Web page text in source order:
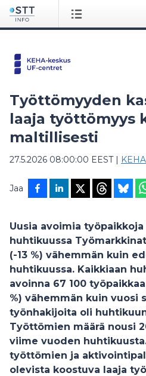
Työttömyyden
laaja työttömyys
maltillisesti
27.5.2026 08:00:00 EEST|
Jaa
Uusia avoimia
huhtikuussa
(-13 %) vähemmän kuin
huhtikuussa. Kaikkiaan
avoinna 67 100
%) vähemmän kuin vuosi
työnhakijoita oli
Työttömien määrä nousi
viime vuoden
työttömien ja
olevista koostuva laaja